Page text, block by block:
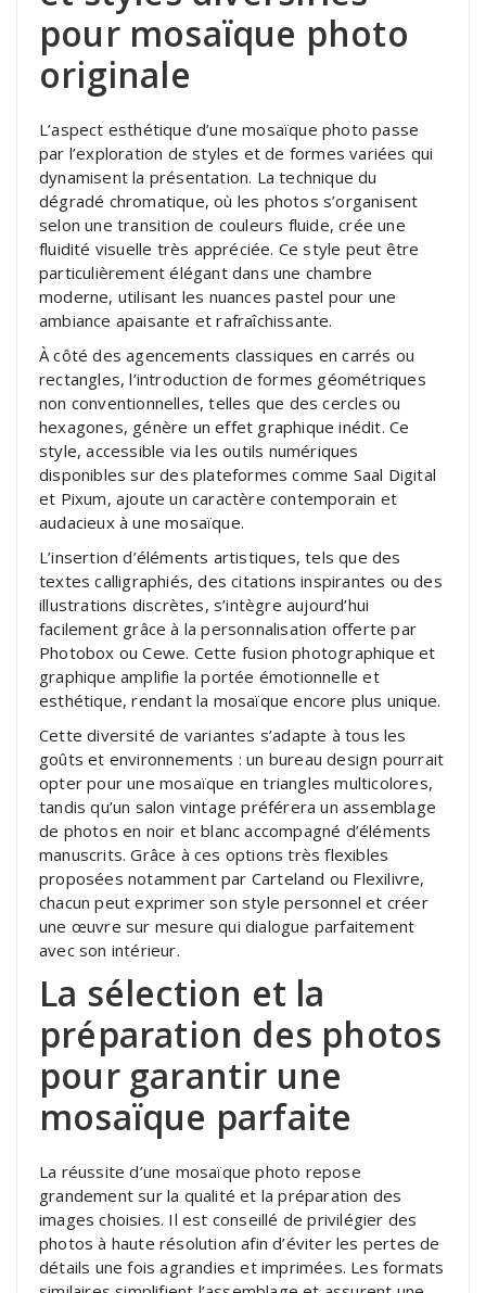
pour mosaïque photo
originale
L’aspect esthétique d’une mosaïque photo passe
par l’exploration de styles et de formes variées qui
dynamisent la présentation. La technique du
dégradé chromatique, où les photos s’organisent
selon une transition de couleurs fluide, crée une
fluidité visuelle très appréciée. Ce style peut être
particulièrement élégant dans une chambre
moderne, utilisant les nuances pastel pour une
ambiance apaisante et rafraîchissante.
À côté des agencements classiques en carrés ou
rectangles, l’introduction de formes géométriques
non conventionnelles, telles que des cercles ou
hexagones, génère un effet graphique inédit. Ce
style, accessible via les outils numériques
disponibles sur des plateformes comme Saal Digital
et Pixum, ajoute un caractère contemporain et
audacieux à une mosaïque.
L’insertion d’éléments artistiques, tels que des
textes calligraphiés, des citations inspirantes ou des
illustrations discrètes, s’intègre aujourd’hui
facilement grâce à la personnalisation offerte par
Photobox ou Cewe. Cette fusion photographique et
graphique amplifie la portée émotionnelle et
esthétique, rendant la mosaïque encore plus unique.
Cette diversité de variantes s’adapte à tous les
goûts et environnements : un bureau design pourrait
opter pour une mosaïque en triangles multicolores,
tandis qu’un salon vintage préférera un assemblage
de photos en noir et blanc accompagné d’éléments
manuscrits. Grâce à ces options très flexibles
proposées notamment par Carteland ou Flexilivre,
chacun peut exprimer son style personnel et créer
une œuvre sur mesure qui dialogue parfaitement
avec son intérieur.
La sélection et la
préparation des photos
pour garantir une
mosaïque parfaite
La réussite d’une mosaïque photo repose
grandement sur la qualité et la préparation des
images choisies. Il est conseillé de privilégier des
photos à haute résolution afin d’éviter les pertes de
détails une fois agrandies et imprimées. Les formats